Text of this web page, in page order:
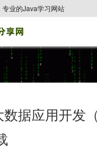
专业的Java学习网站
据应用开发